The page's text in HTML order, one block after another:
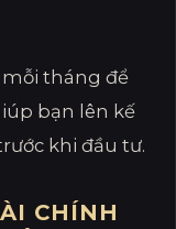
tháng để
bạn lên kế
khi đầu tư.
CHÍNH